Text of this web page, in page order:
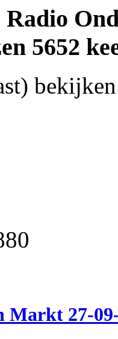
5652
Markt 27-